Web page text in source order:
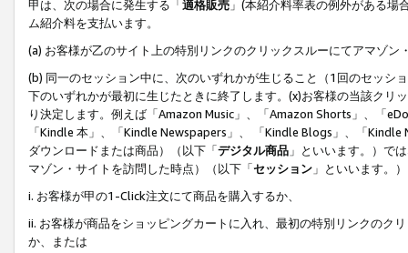
甲は、次の場合に発生する「適格販売 」(本紹介料率表の例外がある
ム紹介料を支払います。
(a) お客様が乙のサイト上の特別リンクのクリックスルーにてアマゾン
(b) 同一のセッション中に、次のいずれかが生じること（1回のセッシ
下のいずれかが最初に生じたときに終了します。(x)お客様の当該ク
り決定します。例えば「Amazon Music」、「Amazon Shorts」、「
「Kindle 本」、「Kindle Newspapers」、 「Kindle Blogs」、「
ダウンロードまたは商品）（以下「デジタル商品 」といいます。）で
マゾン・サイトを訪問した時点）（以下「セッション 」といいます。
i. お客様が甲の1-Click注文にて商品を購入するか、
ii. お客様が商品をショッピングカートに入れ、最初の特別リンクのク
か、または